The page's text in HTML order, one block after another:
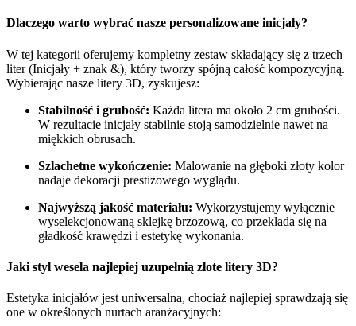
Dlaczego warto wybrać nasze personalizowane inicjały?
W tej kategorii oferujemy kompletny zestaw składający się z trzech
liter (Inicjały + znak &), który tworzy spójną całość kompozycyjną.
Wybierając nasze litery 3D, zyskujesz:
Stabilność i grubość: Każda litera ma około 2 cm grubości.
W rezultacie inicjały stabilnie stoją samodzielnie nawet na
miękkich obrusach.
Szlachetne wykończenie: Malowanie na głęboki złoty kolor
nadaje dekoracji prestiżowego wyglądu.
Najwyższą jakość materiału: Wykorzystujemy wyłącznie
wyselekcjonowaną sklejkę brzozową, co przekłada się na
gładkość krawędzi i estetykę wykonania.
Jaki styl wesela najlepiej uzupełnią złote litery 3D?
Estetyka inicjałów jest uniwersalna, chociaż najlepiej sprawdzają się
one w określonych nurtach aranżacyjnych: